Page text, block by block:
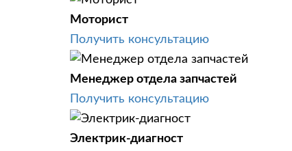
Моторист
Получить консультацию
Менеджер отдела запчастей
Получить консультацию
Электрик-диагност